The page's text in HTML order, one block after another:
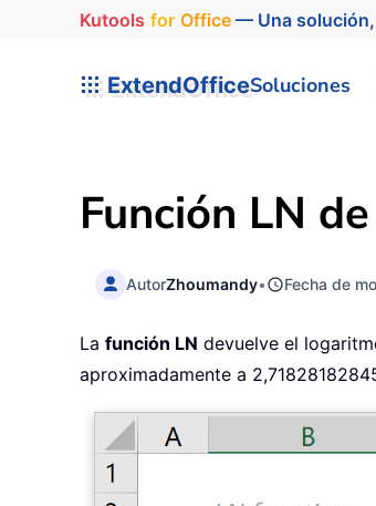
Kutools for Office— Una solución,
ExtendOfficeSoluciones
Función LN
AutorZhoumandy• Fecha de
La función LN devuelve el
aproximadamente a